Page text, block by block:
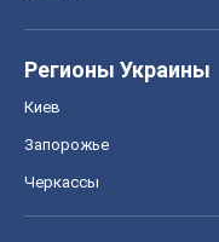
Регионы Украины
Киев
Запорожье
Черкассы